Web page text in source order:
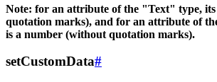
Note: for an attribute of the "Text" type, its
quotation marks), and for an attribute of
is a number (without quotation marks).
setCustomData#